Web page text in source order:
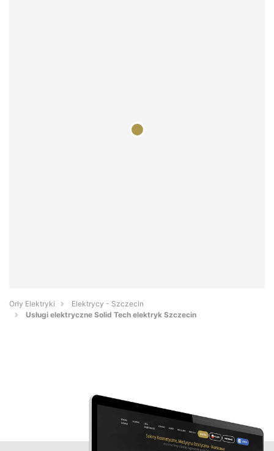
Orły Elektryki
Elektrycy - Szczecin
Usługi elektryczne Solid Tech elektryk Szczecin